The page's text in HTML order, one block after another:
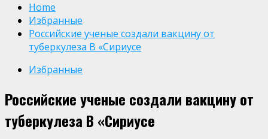
Home
Избранные
Российские ученые создали вакцину от
туберкулеза В «Сириусе
Избранные
Российские ученые создали вакцину от
туберкулеза В «Сириусе